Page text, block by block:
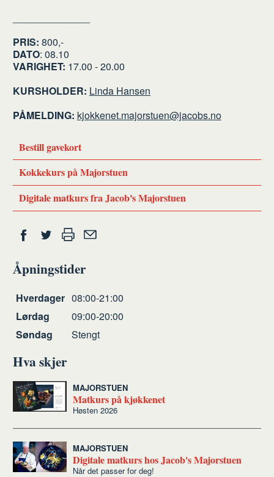
PRIS: 800,-
DATO: 08.10
VARIGHET: 17.00 - 20.00
KURSHOLDER: Linda Hansen
PÅMELDING: kjokkenet.majorstuen@jacobs.no
Bestill gavekort
Kokkekurs på Majorstuen
Digitale matkurs fra Jacob's Majorstuen
Del
på
Facebook
på
Twitter
ut
venn
Åpningstider
Åpningstider
Hverdager 08:00-21:00
Lørdag
09:00-20:00
Søndag
Stengt
Hva skjer
MAJORSTUEN
Matkurs på kjøkkenet
Høsten 2026
MAJORSTUEN
Digitale matkurs hos Jacob's Majorstuen
Når det passer for deg!